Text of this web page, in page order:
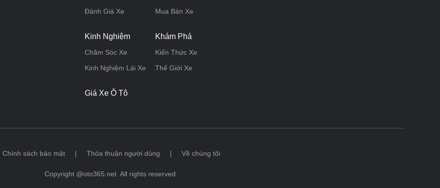
Đánh Giá Xe
Mua Bán Xe
Kinh Nghiệm
Chăm Sóc Xe
Kinh Nghiệm Lái Xe
Khám Phá
Kiến Thức Xe
Thế Giới Xe
Giá Xe Ô Tô
Chính sách bảo mật | Thỏa thuận người dùng | Về chúng tôi
Copyright @oto365.net. All rights reserved.